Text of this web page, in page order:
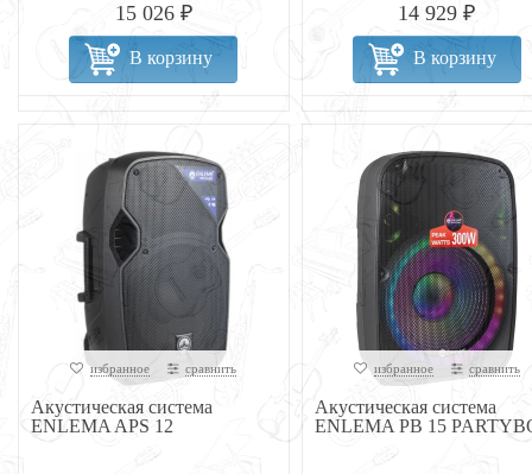
15 026 ₽
В корзину
14 929 ₽
В корзину
избранное сравнить
Акустическая система
ENLEMA APS 12
избранное сравнить
Акустическая система
ENLEMA PB 15